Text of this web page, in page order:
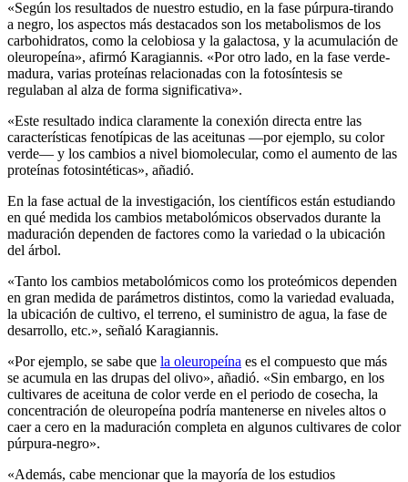
«Según los resultados de nuestro estudio, en la fase púrpura-tirando
a negro, los aspectos más destacados son los metabolismos de los
carbohidratos, como la celobiosa y la galactosa, y la acumulación de
oleuropeína», afirmó Karagiannis. «Por otro lado, en la fase verde-
madura, varias proteínas relacionadas con la fotosíntesis se
regulaban al alza de forma significativa».
«Este resultado indica claramente la conexión directa entre las
características fenotípicas de las aceitunas —por ejemplo, su color
verde— y los cambios a nivel biomolecular, como el aumento de las
proteínas fotosintéticas», añadió.
En la fase actual de la investigación, los científicos están estudiando
en qué medida los cambios metabolómicos observados durante la
maduración dependen de factores como la variedad o la ubicación
del árbol.
«Tanto los cambios metabolómicos como los proteómicos dependen
en gran medida de parámetros distintos, como la variedad evaluada,
la ubicación de cultivo, el terreno, el suministro de agua, la fase de
desarrollo, etc.», señaló Karagiannis.
«Por ejemplo, se sabe que la oleuropeína es el compuesto que más
se acumula en las drupas del olivo», añadió. «Sin embargo, en los
cultivares de aceituna de color verde en el periodo de cosecha, la
concentración de oleuropeína podría mantenerse en niveles altos o
caer a cero en la maduración completa en algunos cultivares de color
púrpura-negro».
«Además, cabe mencionar que la mayoría de los estudios